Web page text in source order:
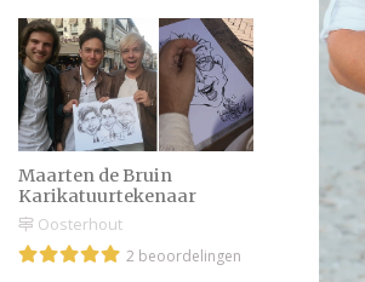
Maarten de Bruin
Karikatuurtekenaar
Oosterhout
2 beoordelingen